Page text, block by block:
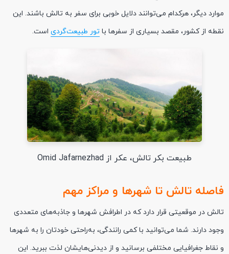
موارد دیگر، هرکدام می‌توانند دلایل خوبی برای سفر به تالش باشند. این
نقطه از کشور، مقصد بسیاری از سفرها با تور طبیعت‌گردی است.
طبیعت بکر تالش، عکر از Omid Jafarnezhad
فاصله تالش تا شهرها و مراکز مهم
تالش در موقعیتی قرار دارد که در اطرافش شهرها و جاذبه‌های متعددی
وجود دارند. شما می‌توانید با کمی رانندگی، به‌راحتی خودتان را به شهرها
و نقاط جغرافیایی مختلفی برسانید و از دیدنی‌هایشان لذت ببرید. این